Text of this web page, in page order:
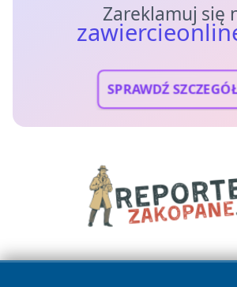
Zareklamuj się
SPRAWDŹ